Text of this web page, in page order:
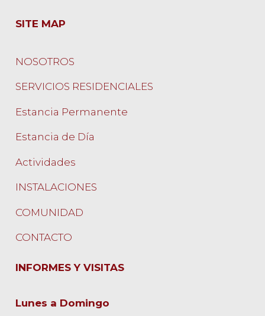
SITE MAP
NOSOTROS
SERVICIOS RESIDENCIALES
Estancia Permanente
Estancia de Día
Actividades
INSTALACIONES
COMUNIDAD
CONTACTO
INFORMES Y VISITAS
Lunes a Domingo